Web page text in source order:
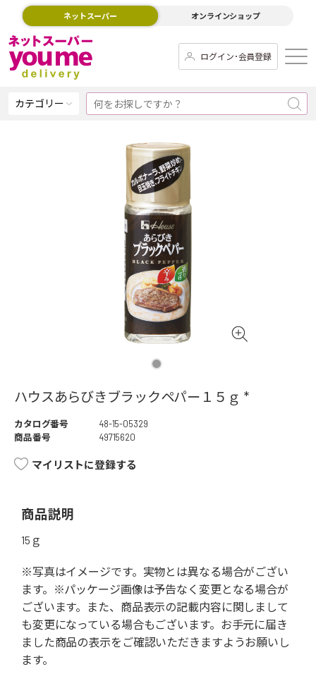
ネットスーパー オンラインショップ
ログイン･会員登録
カテゴリー
ハウスあらびきブラックペパー１５ｇ *
カタログ番号
48-15-05329
商品番号
49715620
マイリストに登録する
商品説明
15ｇ
※写真はイメージです。実物とは異なる場合がござい
ます。※パッケージ画像は予告なく変更となる場合が
ございます。また、商品表示の記載内容に関しまして
も変更になっている場合もございます。お手元に届き
ました商品の表示をご確認いただきますようお願いし
ます。